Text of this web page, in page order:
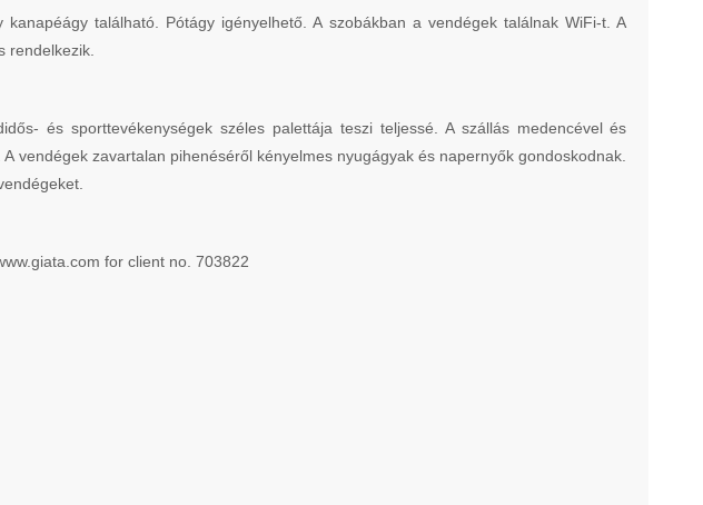
található. Pótágy igényelhető. A szobákban a vendégek találnak WiFi-t. A
rendelkezik.
és sporttevékenységek széles palettája teszi teljessé. A szállás medencével és
vendégek zavartalan pihenéséről kényelmes nyugágyak és napernyők gondoskodnak.
for client no. 703822